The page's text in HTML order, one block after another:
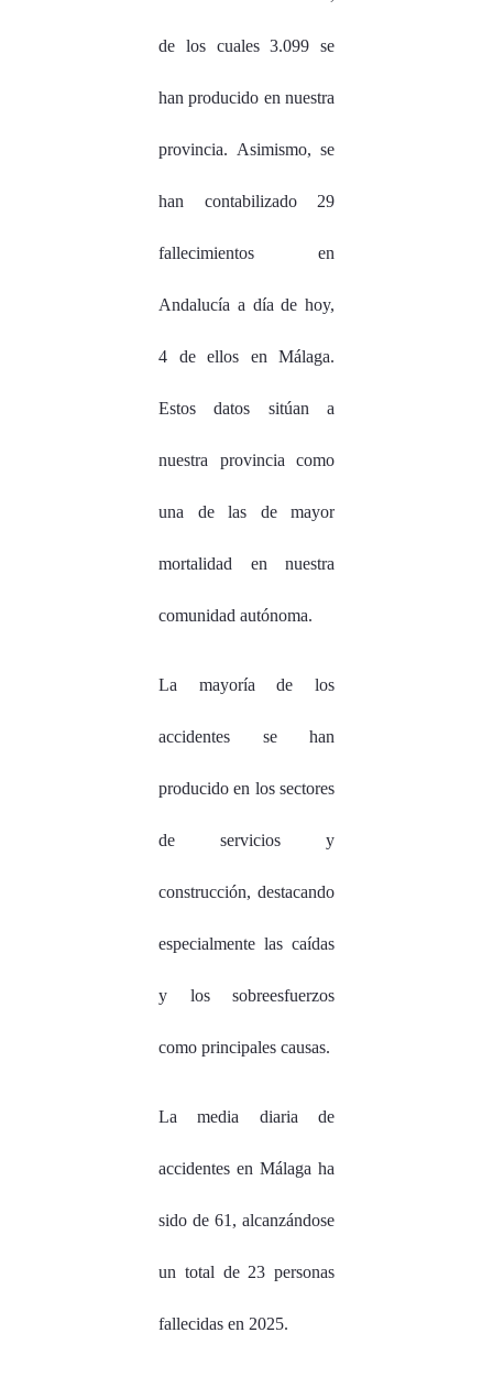
de los cuales 3.099 se
han producido en nuestra
provincia. Asimismo, se
han contabilizado 29
fallecimientos en
Andalucía a día de hoy,
4 de ellos en Málaga.
Estos datos sitúan a
nuestra provincia como
una de las de mayor
mortalidad en nuestra
comunidad autónoma.
La mayoría de los
accidentes se han
producido en los sectores
de servicios y
construcción, destacando
especialmente las caídas
y los sobreesfuerzos
como principales causas.
La media diaria de
accidentes en Málaga ha
sido de 61, alcanzándose
un total de 23 personas
fallecidas en 2025.